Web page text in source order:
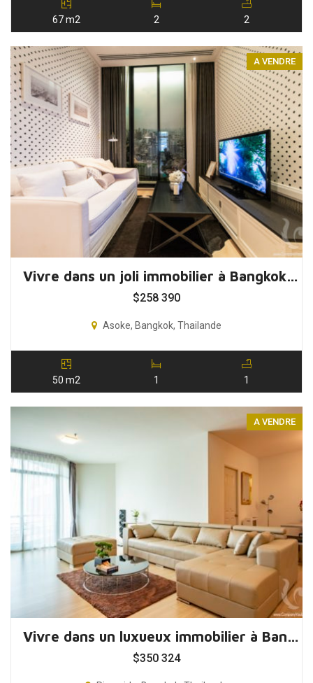
67 m2 2 2
A VENDRE
Vivre dans un joli immobilier à Bangkok, Thaïlande
$258 390
Asoke, Bangkok, Thailande
50 m2 1 1
A VENDRE
Vivre dans un luxueux immobilier à Bangkok, Thaïlande
$350 324